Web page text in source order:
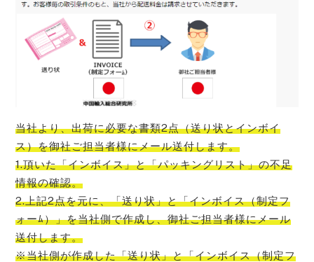
当社より、出荷に必要な書類2点（送り状とインボイ
ス）を御社ご担当者様にメール送付します。
1.頂いた「インボイス」と「パッキングリスト」の不足
情報の確認。
2.上記2点を元に、「送り状」と「インボイス（制定フ
ォーﾑ）」を当社側で作成し、御社ご担当者様にメール
送付します。
※当社側が作成した「送り状」と「インボイス（制定フ